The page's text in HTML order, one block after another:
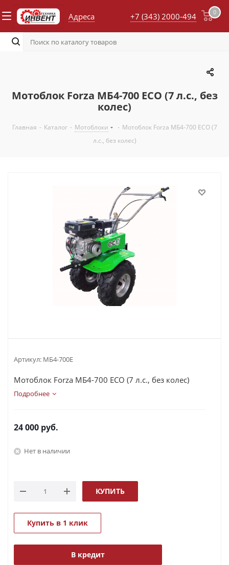
Адреса 0
+7 (343) 2000-494
Мотоблок Forza МБ4-700 ECO (7 л.с., без
колес)
Главная - Каталог - Мотоблоки - Мотоблок Forza МБ4-700 ECO (7
л.с., без колес)
Артикул: МБ4-700Е
Мотоблок Forza МБ4-700 ECO (7 л.с., без колес)
Подробнее
24 000 руб.
Нет в наличии
КУПИТЬ
Купить в 1 клик
В кредит